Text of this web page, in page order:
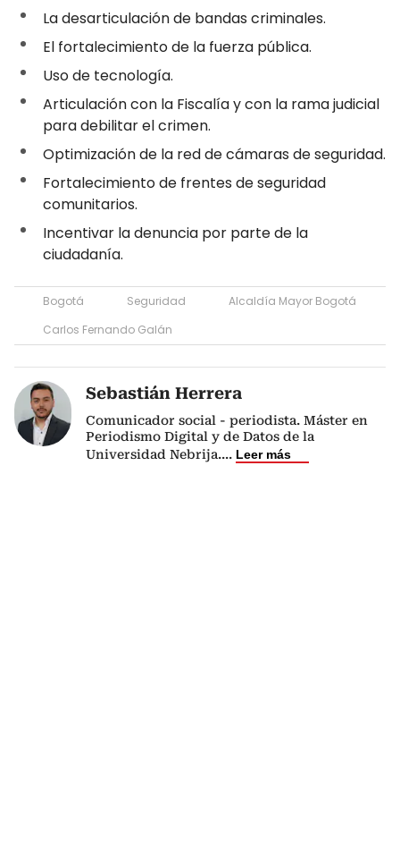
La desarticulación de bandas criminales.
El fortalecimiento de la fuerza pública.
Uso de tecnología.
Articulación con la Fiscalía y con la rama judicial
para debilitar el crimen.
Optimización de la red de cámaras de seguridad.
Fortalecimiento de frentes de seguridad
comunitarios.
Incentivar la denuncia por parte de la
ciudadanía.
Bogotá Seguridad
Alcaldía Mayor Bogotá
Carlos Fernando Galán
Sebastián Herrera
Comunicador social - periodista. Máster en
Periodismo Digital y de Datos de la
Universidad Nebrija.... Leer más